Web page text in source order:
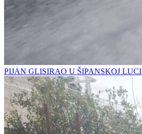
PIJAN GLISIRAO U ŠIPANSKOJ LUCI